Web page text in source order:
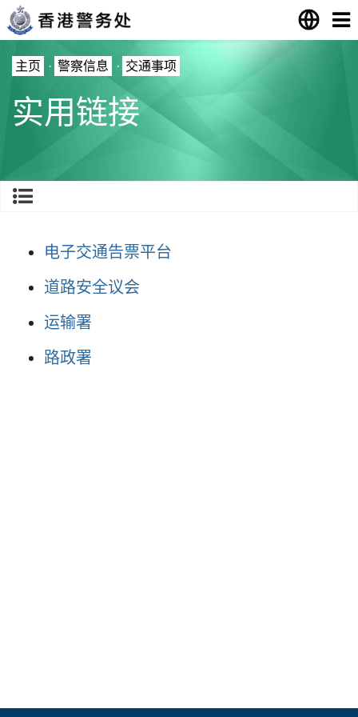
主页 · 警察信息 · 交通事项
实用链接
电子交通告票平台
道路安全议会
运输署
路政署